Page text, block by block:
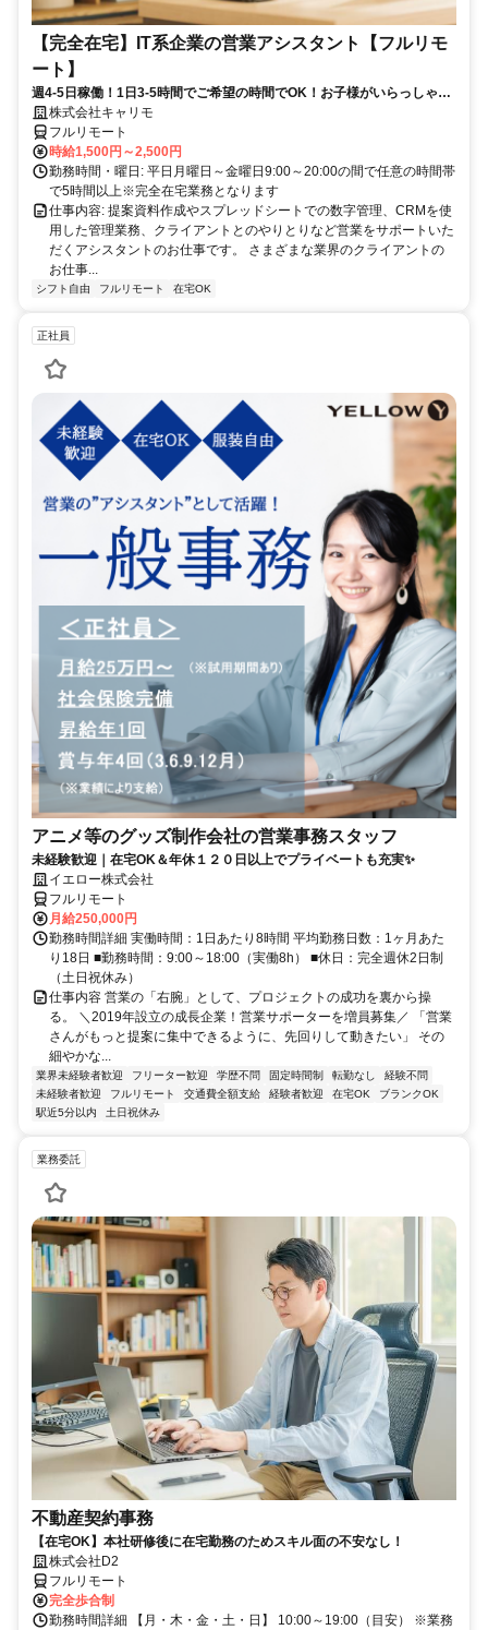
【完全在宅】IT系企業の営業アシスタント【フルリモ
ート】
週4-5日稼働！1日3-5時間でご希望の時間でOK！お子様がいらっしゃる
方でも働きやすい！
株式会社キャリモ
フルリモート
時給1,500円～2,500円
勤務時間・曜日: 平日月曜日～金曜日9:00～20:00の間で任意の時間帯
で5時間以上※完全在宅業務となります
仕事内容: 提案資料作成やスプレッドシートでの数字管理、CRMを使
用した管理業務、クライアントとのやりとりなど営業をサポートいた
だくアシスタントのお仕事です。 さまざまな業界のクライアントの
お仕事...
シフト自由 フルリモート 在宅OK
正社員
アニメ等のグッズ制作会社の営業事務スタッフ
未経験歓迎｜在宅OK＆年休１２０日以上でプライベートも充実✨
イエロー株式会社
フルリモート
月給250,000円
勤務時間詳細 実働時間：1日あたり8時間 平均勤務日数：1ヶ月あた
り18日 ■勤務時間：9:00～18:00（実働8h） ■休日：完全週休2日制
（土日祝休み）
仕事内容 営業の「右腕」として、プロジェクトの成功を裏から操
る。 ＼2019年設立の成長企業！営業サポーターを増員募集／ 「営業
さんがもっと提案に集中できるように、先回りして動きたい」 その
細やかな...
業界未経験者歓迎 フリーター歓迎 学歴不問 固定時間制 転勤なし
経験不問
未経験者歓迎
フルリモート 交通費全額支給 経験者歓迎 在宅OK
ブランクOK
駅近5分以内
土日祝休み
業務委託
不動産契約事務
【在宅OK】本社研修後に在宅勤務のためスキル面の不安なし！
株式会社D2
フルリモート
完全歩合制
勤務時間詳細 【月・木・金・土・日】 10:00～19:00（目安） ※業務